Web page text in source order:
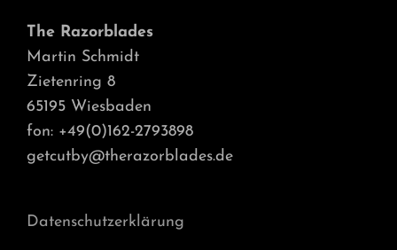
The Razorblades
Martin Schmidt
Zietenring 8
65195 Wiesbaden
fon: +49(0)162-2793898
getcutby@therazorblades.de
Datenschutzerklärung